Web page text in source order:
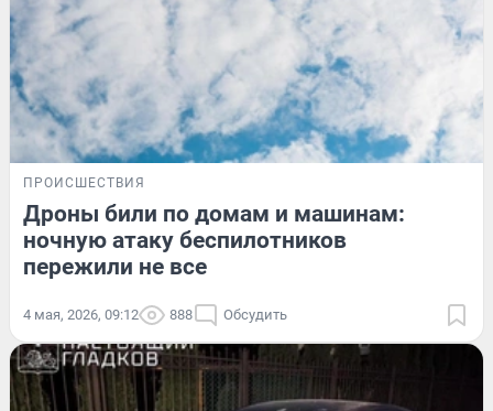
ПРОИСШЕСТВИЯ
Дроны били по домам и машинам:
ночную атаку беспилотников
пережили не все
4 мая, 2026, 09:12 888 Обсудить